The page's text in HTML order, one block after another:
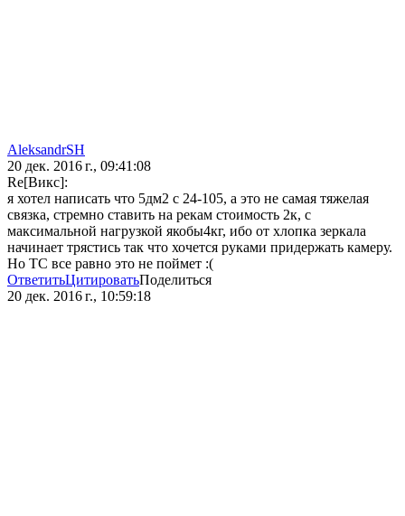
AleksandrSH
20 дек. 2016 г., 09:41:08
Re[Викс]:
я хотел написать что 5дм2 с 24-105, а это не самая тяжелая
связка, стремно ставить на рекам стоимость 2к, с
максимальной нагрузкой якобы4кг, ибо от хлопка зеркала
начинает трястись так что хочется руками придержать камеру.
Но ТС все равно это не поймет :(
ОтветитьЦитироватьПоделиться
20 дек. 2016 г., 10:59:18